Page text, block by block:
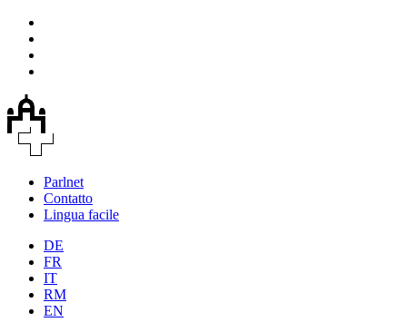
Parlnet
Contatto
Lingua facile
DE
FR
IT
RM
EN